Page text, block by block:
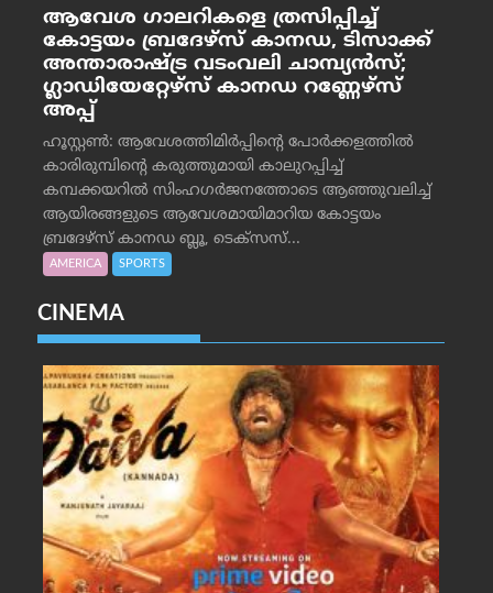
ആവേശ ഗാലറികളെ ത്രസിപ്പിച്ച്
കോട്ടയം ബ്രദേഴ്‌സ് കാനഡ, ടിസാക്ക്
അന്താരാഷ്ട്ര വടംവലി ചാമ്പ്യന്‍സ്;
ഗ്ലാഡിയേറ്റേഴ്‌സ് കാനഡ റണ്ണേഴ്‌സ്
അപ്പ്
ഹൂസ്റ്റണ്‍: ആവേശത്തിമിര്‍പ്പിന്റെ പോര്‍ക്കളത്തില്‍
കാരിരുമ്പിന്റെ കരുത്തുമായി കാലുറപ്പിച്ച്
കമ്പക്കയറില്‍ സിംഹഗര്‍ജനത്തോടെ ആഞ്ഞുവലിച്ച്
ആയിരങ്ങളുടെ ആവേശമായിമാറിയ കോട്ടയം
ബ്രദേഴ്‌സ് കാനഡ ബ്ലൂ, ടെക്‌സസ്...
AMERICA SPORTS
CINEMA